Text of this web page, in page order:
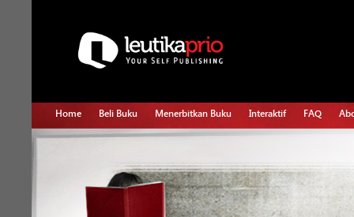
Home Beli Buku Menerbitkan Buku Interaktif FAQ